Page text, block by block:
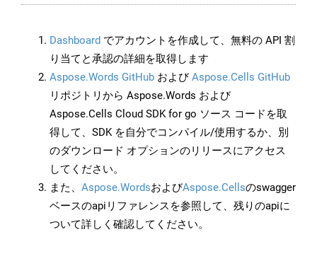
Dashboard でアカウントを作成して、無料の API 割
り当てと承認の詳細を取得します
Aspose.Words GitHub およびAspose.Cells GitHub
リポジトリから Aspose.Words および
Aspose.Cells Cloud SDK for go ソース コードを取
得して、SDK を自分でコンパイル/使用するか、別
のダウンロード オプションのリリースにアクセス
してください。
また、 Aspose.WordsおよびAspose.Cellsのswagger
ベースのapiリファレンスを参照して、残りのapiに
ついて詳しく確認してください。